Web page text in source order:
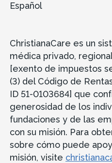
Español
ChristianaCare es un
médica privado,
[exento de impuestos
(3) del Código de
ID 51-0103684] que
generosidad de los
fundaciones y de las
con su misión. Para
sobre cómo puede
misión, visite